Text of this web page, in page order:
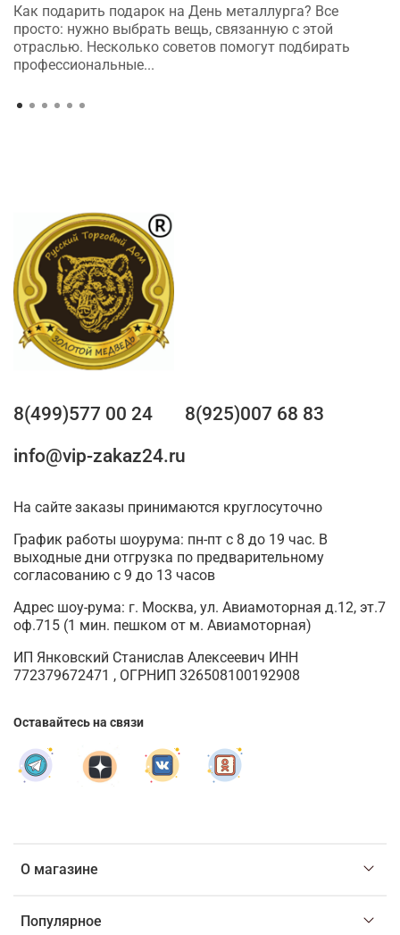
Как подарить подарок на День металлурга? Все
просто: нужно выбрать вещь, связанную с этой
отраслью. Несколько советов помогут подбирать
профессиональные...
О магазине
Популярное
8(499)577 00 24
8(925)007 68 83
info@vip-zakaz24.ru
На сайте заказы принимаются круглосуточно
График работы шоурума: пн-пт с 8 до 19 час. В
выходные дни отгрузка по предварительному
согласованию с 9 до 13 часов
Адрес шоу-рума: г. Москва, ул. Авиамоторная д.12, эт.7
оф.715 (1 мин. пешком от м. Авиамоторная)
ИП Янковский Станислав Алексеевич ИНН
772379672471 , ОГРНИП 326508100192908
Оставайтесь на связи